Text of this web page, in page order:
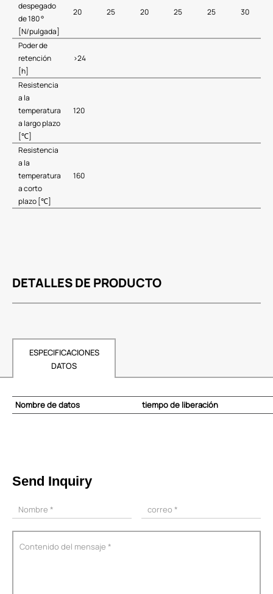
despegado
de 180 °
[N/pulgada]
20 25 20 25 25 30
Poder de
retención
[h]
>24
Resistencia
a la
temperatura
a largo plazo
[℃]
120
Resistencia
a la
temperatura
a corto
plazo [℃]
160
DETALLES DE PRODUCTO
ESPECIFICACIONES
DATOS
Nombre de datos tiempo de liberación
Send Inquiry